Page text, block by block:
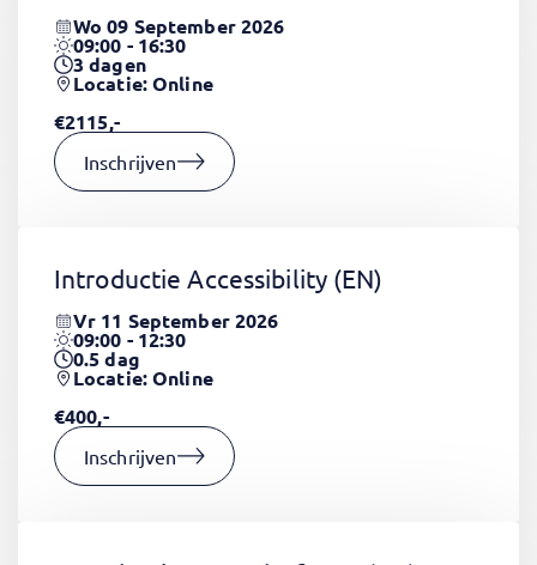
Wo 09 September 2026
09:00 - 16:30
3dagen
Locatie: Online
€2115,-
Inschrijven
Introductie Accessibility (EN)
Vr 11 September 2026
09:00 - 12:30
0.5dag
Locatie: Online
€400,-
Inschrijven